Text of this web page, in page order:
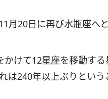
月20日に再び水瓶座へと
けて12星座を移動す
は240年以上ぶりという